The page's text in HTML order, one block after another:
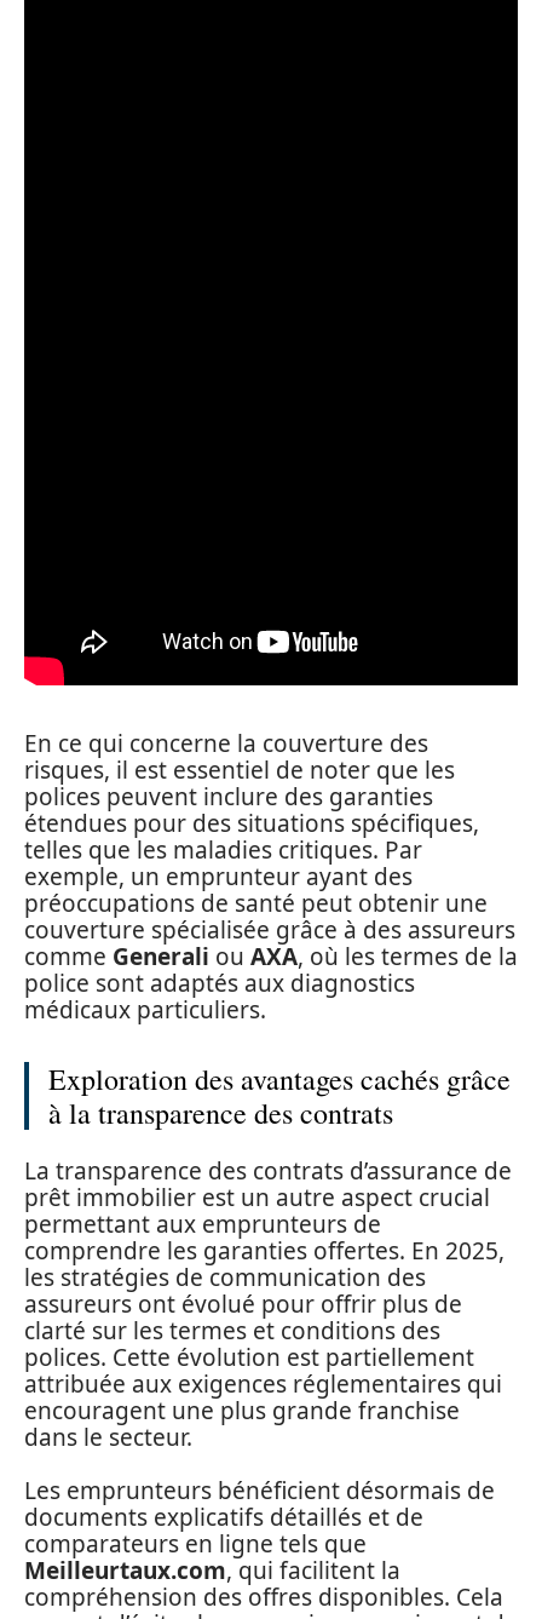
En ce qui concerne la couverture des
risques, il est essentiel de noter que les
polices peuvent inclure des garanties
étendues pour des situations spécifiques,
telles que les maladies critiques. Par
exemple, un emprunteur ayant des
préoccupations de santé peut obtenir une
couverture spécialisée grâce à des assureurs
comme Generali ou AXA, où les termes de la
police sont adaptés aux diagnostics
médicaux particuliers.
Exploration des avantages cachés grâce
à la transparence des contrats
La transparence des contrats d’assurance de
prêt immobilier est un autre aspect crucial
permettant aux emprunteurs de
comprendre les garanties offertes. En 2025,
les stratégies de communication des
assureurs ont évolué pour offrir plus de
clarté sur les termes et conditions des
polices. Cette évolution est partiellement
attribuée aux exigences réglementaires qui
encouragent une plus grande franchise
dans le secteur.
Les emprunteurs bénéficient désormais de
documents explicatifs détaillés et de
comparateurs en ligne tels que
Meilleurtaux.com, qui facilitent la
compréhension des offres disponibles. Cela